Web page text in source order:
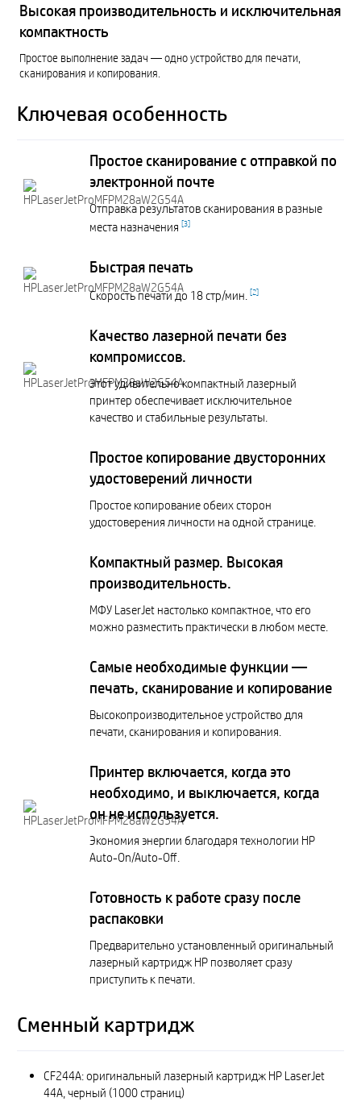
Высокая производительность и исключительная
компактность
Простое выполнение задач — одно устройство для печати,
сканирования и копирования.
Ключевая особенность
Простое сканирование с отправкой по
электронной почте
Отправка результатов сканирования в разные
места назначения [3]
Быстрая печать
Скорость печати до 18 стр/мин. [2]
Качество лазерной печати без
компромиссов.
Этот удивительно компактный лазерный
принтер обеспечивает исключительное
качество и стабильные результаты.
Простое копирование двусторонних
удостоверений личности
Простое копирование обеих сторон
удостоверения личности на одной странице.
Компактный размер. Высокая
производительность.
МФУ LaserJet настолько компактное, что его
можно разместить практически в любом месте.
Самые необходимые функции —
печать, сканирование и копирование
Высокопроизводительное устройство для
печати, сканирования и копирования.
Принтер включается, когда это
необходимо, и выключается, когда
он не используется.
Экономия энергии благодаря технологии HP
Auto-On/Auto-Off.
Готовность к работе сразу после
распаковки
Предварительно установленный оригинальный
лазерный картридж HP позволяет сразу
приступить к печати.
Сменный картридж
CF244A: оригинальный лазерный картридж HP LaserJet
44A, черный (1000 страниц)